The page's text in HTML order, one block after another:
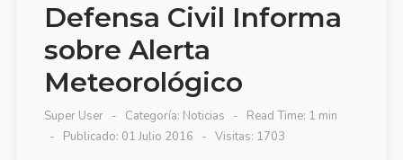
Defensa Civil Informa
sobre Alerta
Meteorológico
Super User Categoría: Noticias
Read Time: 1 min
Publicado: 01 Julio 2016
Visitas: 1703